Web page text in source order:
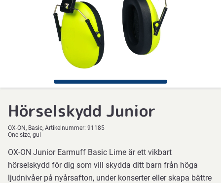
Hörselskydd Junior
OX-ON Basic Artikelnummer: 91185
One size, gul
OX-ON Junior Earmuff Basic Lime är ett vikbart
hörselskydd för dig som vill skydda ditt barn från höga
ljudnivåer på nyårsafton, under konserter eller skapa bättre